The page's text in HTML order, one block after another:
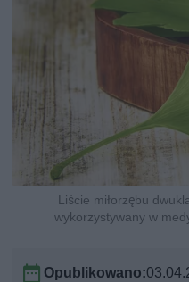
Liście miłorzębu
wykorzystywany w
Opublikowano: